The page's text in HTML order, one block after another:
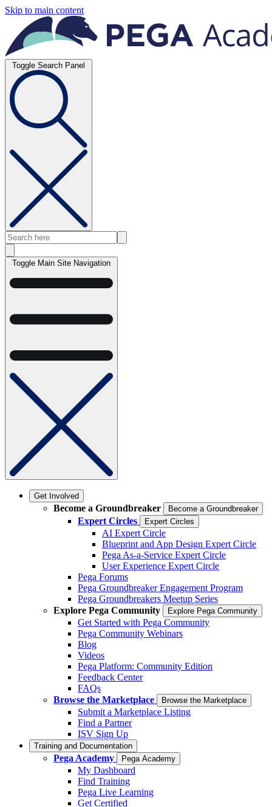
Skip to main content
Toggle Search Panel
Toggle Main Site Navigation
Get Involved
Become a Groundbreaker Become a Groundbreaker
Expert Circles Expert Circles
AI Expert Circle
Blueprint and App Design Expert Circle
Pega As-a-Service Expert Circle
User Experience Expert Circle
Pega Forums
Pega Groundbreaker Engagement Program
Pega Groundbreakers Meetup Series
Explore Pega Community
Explore Pega Community
Get Started with Pega Community
Pega Community Webinars
Blog
Videos
Pega Platform: Community Edition
Feedback Center
FAQs
Browse the Marketplace
Browse the Marketplace
Submit a Marketplace Listing
Find a Partner
ISV Sign Up
Training and Documentation
Pega Academy Pega Academy
My Dashboard
Find Training
Pega Live Learning
Get Certified